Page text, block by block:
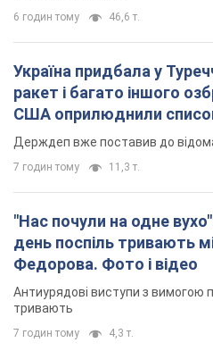
6 годин тому 46,6 т.
Україна придбала у
ракет і багато іншого
США оприлюднили
Держдеп вже поставив до
7 годин тому 11,3 т.
"Нас почули на одне
день поспіль тривають
Федорова. Фото і відео
Антиурядові виступи з вимогою
тривають
7 годин тому 4,3 т.